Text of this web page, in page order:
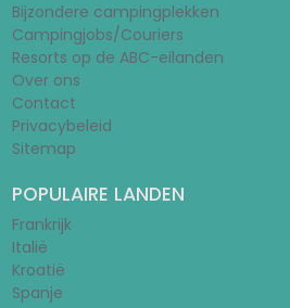
Bijzondere campingplekken
Campingjobs/Couriers
Resorts op de ABC-eilanden
Over ons
Contact
Privacybeleid
Sitemap
POPULAIRE LANDEN
Frankrijk
Italië
Kroatië
Spanje